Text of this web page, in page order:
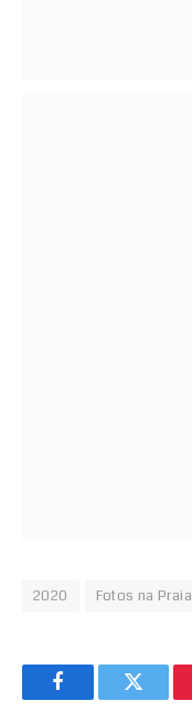
2020 Fotos na Praia
FacebookTwitter